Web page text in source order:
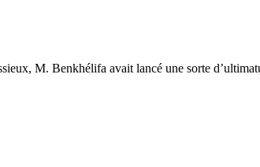
M. Benkhélifa avait lancé une sorte